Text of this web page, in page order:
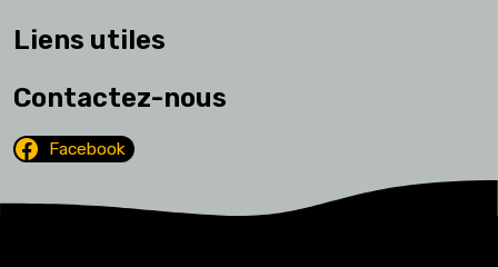
Liens utiles
Contactez-nous
Facebook